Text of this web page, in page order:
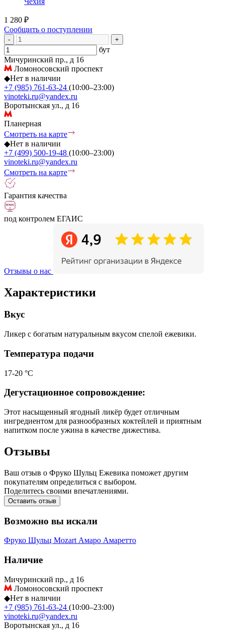
1 280 ₽
Сообщить о поступлении
- +
бут
Мичуринский пр., д 16
Ломоносовский проспект
◆Нет в наличии
+7 (985) 761-63-24 (10:00–23:00)
vinoteki.ru@yandex.ru
Воротынская ул., д 16
Планерная
Смотреть на карте
◆Нет в наличии
+7 (499) 500-19-48 (10:00–23:00)
vinoteki.ru@yandex.ru
Смотреть на карте
Гарантия качества
под контролем ЕГАИС
Отзывы о нас
Характеристики
Вкус
Ликер с богатым натуральным вкусом спелой ежевики.
Температура подачи
17-20 °С
Дегустационное сопровождение:
Этот насыщенный ягодный ликёр будет отличным
ингредиентом для разнообразных коктейлей и приятным
напитком после ужина в качестве дижестива.
Отзывы
Ваш отзыв о Фруко Шульц Ежевика поможет другим
покупателям определиться с выбором.
Поделитесь своими впечатлениями.
Оставить отзыв
Возможно вы искали
Фруко Шульц Mozart Амаро Амаретто
Наличие
Мичуринский пр., д 16
Ломоносовский проспект
◆Нет в наличии
+7 (985) 761-63-24 (10:00–23:00)
vinoteki.ru@yandex.ru
Воротынская ул., д 16